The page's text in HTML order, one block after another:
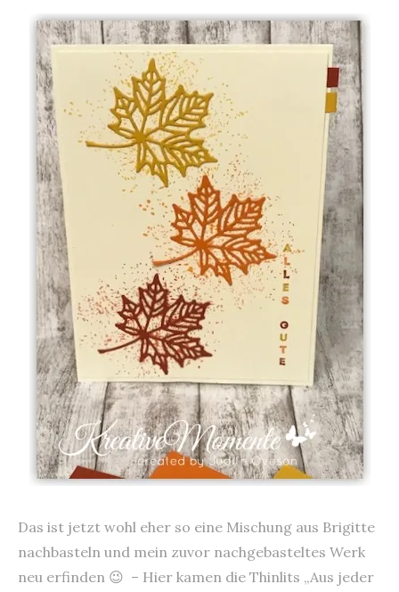
Das ist jetzt wohl eher so eine Mischung aus Brigitte
nachbasteln und mein zuvor nachgebasteltes Werk
neu erfinden 😉 – Hier kamen die Thinlits „Aus jeder